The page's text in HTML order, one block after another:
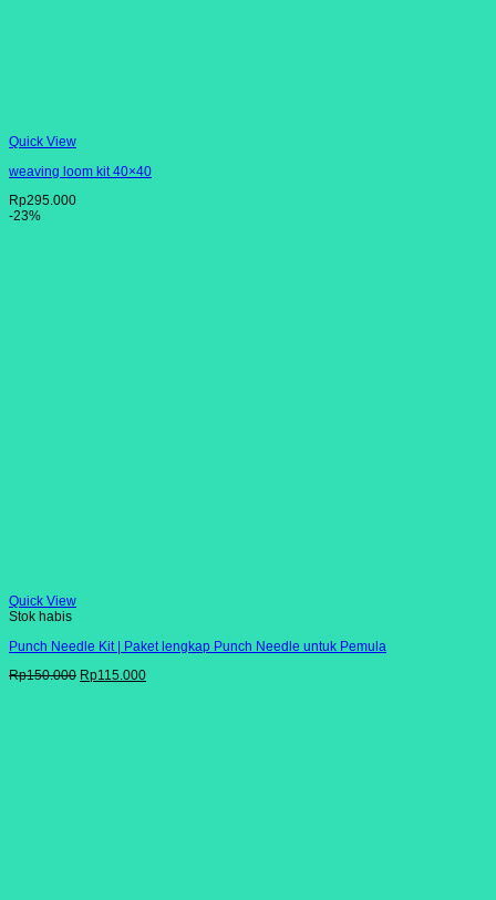
Quick View
weaving loom kit 40×40
Rp295.000
-23%
Quick View
Stok habis
Punch Needle Kit | Paket lengkap Punch Needle untuk Pemula
Rp150.000 Harga
Rp115.000Harga